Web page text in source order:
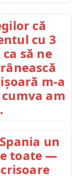
că
cu 3
să ne
m-a
am
un
toate —